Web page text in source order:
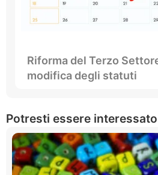
Riforma del Terzo
modifica degli statuti
Potresti essere